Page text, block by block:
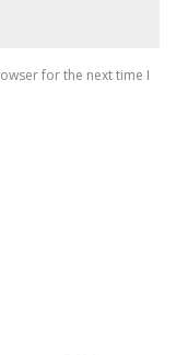
for the next time I